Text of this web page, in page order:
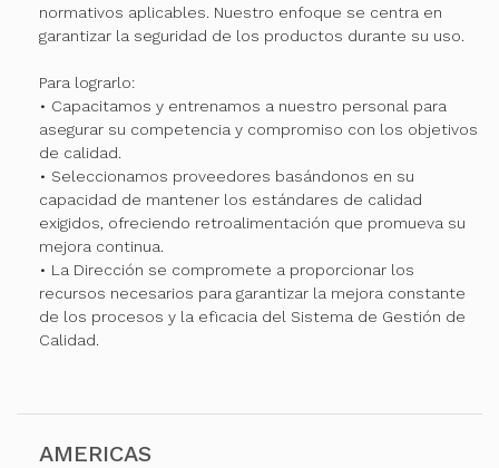
normativos aplicables. Nuestro enfoque se centra en
garantizar la seguridad de los productos durante su uso.
Para lograrlo:
• Capacitamos y entrenamos a nuestro personal para
asegurar su competencia y compromiso con los objetivos
de calidad.
• Seleccionamos proveedores basándonos en su
capacidad de mantener los estándares de calidad
exigidos, ofreciendo retroalimentación que promueva su
mejora continua.
• La Dirección se compromete a proporcionar los
recursos necesarios para garantizar la mejora constante
de los procesos y la eficacia del Sistema de Gestión de
Calidad.
AMERICAS